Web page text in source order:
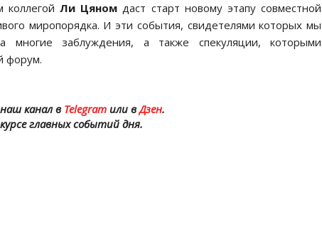
коллегойЛи Цяном даст старт новому этапу совместной
миропорядка. И эти события, свидетелями которых мы
заблуждения, а также спекуляции, которыми
форум.
канал в Telegramили вДзен.
главных событий дня.